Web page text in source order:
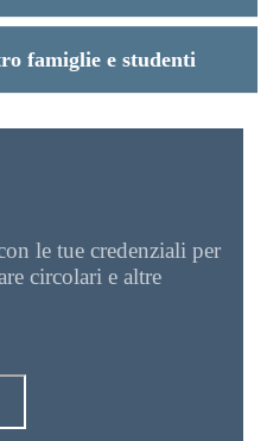
famiglie e studenti
le tue credenziali per
circolari e altre